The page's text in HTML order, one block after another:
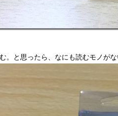
。と思ったら、なにも読むモノがな